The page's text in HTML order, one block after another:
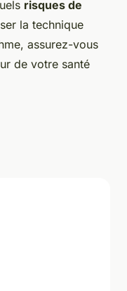
risques de
la technique
assurez-vous
de votre santé